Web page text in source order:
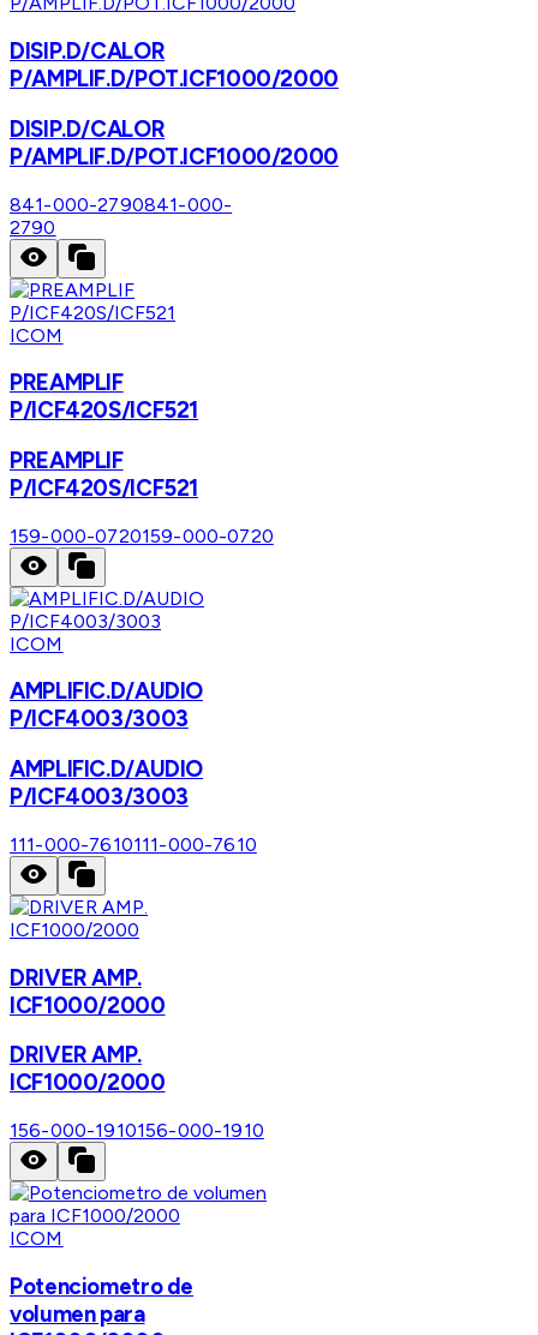
DISIP.D/CALOR
P/AMPLIF.D/POT.ICF1000/2000
DISIP.D/CALOR
P/AMPLIF.D/POT.ICF1000/2000
841-000-2790841-000-
2790
ICOM
PREAMPLIF
P/ICF420S/ICF521
PREAMPLIF
P/ICF420S/ICF521
159-000-0720159-000-0720
ICOM
AMPLIFIC.D/AUDIO
P/ICF4003/3003
AMPLIFIC.D/AUDIO
P/ICF4003/3003
111-000-7610111-000-7610
DRIVER AMP.
ICF1000/2000
DRIVER AMP.
ICF1000/2000
156-000-1910156-000-1910
ICOM
Potenciometro de
volumen para